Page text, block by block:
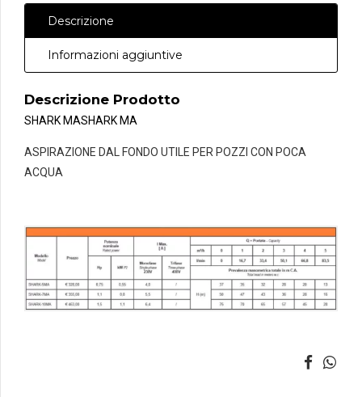
Descrizione
Informazioni aggiuntive
Descrizione Prodotto
SHARK MASHARK MA
ASPIRAZIONE DAL FONDO UTILE PER POZZI CON POCA
ACQUA